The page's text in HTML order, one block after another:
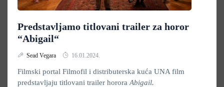
Predstavljamo titlovani trailer za horor
“Abigail“
Sead Vegara 16.01.2024.
Filmski portal Filmofil i distributerska kuća UNA film
predstavljaju titlovani trailer horora Abigail.